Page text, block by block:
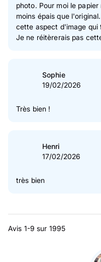
photo. Pour moi le
moins épais que
cette aspect d'image qui
Je ne réitèrerais pas
Sophie
19/02/2026
Très bien !
Henri
17/02/2026
très bien
Avis 1-9 sur 1995